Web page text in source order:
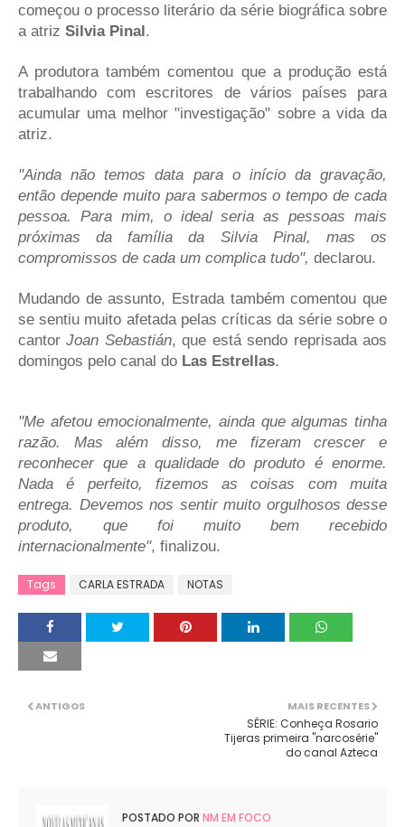
começou o processo literário da série biográfica sobre
a atriz Silvia Pinal.
A produtora também comentou que a produção está
trabalhando com escritores de vários países para
acumular uma melhor "investigação" sobre a vida da
atriz.
"Ainda não temos data para o início da gravação,
então depende muito para sabermos o tempo de cada
pessoa. Para mim, o ideal seria as pessoas mais
próximas da família da Silvia Pinal, mas os
compromissos de cada um complica tudo", declarou.
Mudando de assunto, Estrada também comentou que
se sentiu muito afetada pelas críticas da série sobre o
cantorJoan Sebastián, que está sendo reprisada aos
domingos pelo canal do Las Estrellas.
"Me afetou emocionalmente, ainda que algumas tinha
razão. Mas além disso, me fizeram crescer e
reconhecer que a qualidade do produto é enorme.
Nada é perfeito, fizemos as coisas com muita
entrega. Devemos nos sentir muito orgulhosos desse
produto, que foi muito bem recebido
internacionalmente", finalizou.
Tags CARLA ESTRADA NOTAS
MAIS RECENTES
SÉRIE: Conheça Rosario
Tijeras primeira "narcosérie"
do canal Azteca
ANTIGOS
POSTADO POR NM EM FOCO